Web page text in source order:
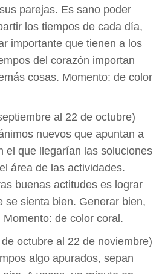
parejas. Es sano poder
los tiempos de cada día,
importante que tienen a los
del corazón importan
cosas. Momento: de color
al 22 de octubre)
nuevos que apuntan a
el que llegarían las soluciones
área de las actividades.
buenas actitudes es lograr
se sienta bien. Generar bien,
de color coral.
de octubre al 22 de noviembre)
algo apurados, sepan